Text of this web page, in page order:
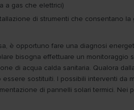
a gas che elettrici)
di strumenti che consentano
è opportuno fare una diagnosi
bisogna effettuare un
di acqua calda sanitaria. Qualora
sostituiti. I possibili interventi
di pannelli solari termici.